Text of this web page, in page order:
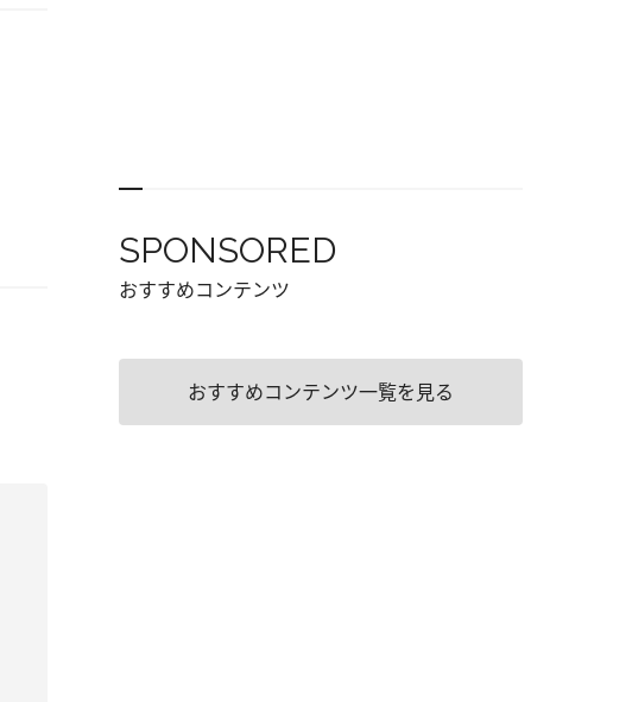
SPONSORED
おすすめコンテンツ
おすすめコンテンツ一覧を見る